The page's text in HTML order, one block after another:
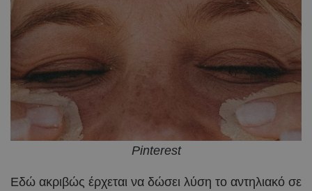
Pinterest
Εδώ ακριβώς έρχεται να δώσει λύση το αντηλιακό σε